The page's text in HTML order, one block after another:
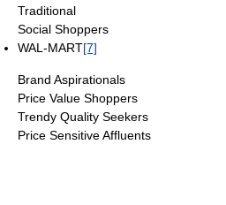
Traditional
Social Shoppers
WAL-MART[7]
Brand Aspirationals
Price Value Shoppers
Trendy Quality Seekers
Price Sensitive Affluents